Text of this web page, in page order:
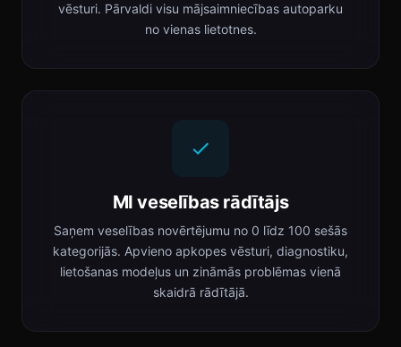
vēsturi. Pārvaldi visu mājsaimniecības autoparku
no vienas lietotnes.
MI veselības rādītājs
Saņem veselības novērtējumu no 0 līdz 100 sešās
kategorijās. Apvieno apkopes vēsturi, diagnostiku,
lietošanas modeļus un zināmās problēmas vienā
skaidrā rādītājā.